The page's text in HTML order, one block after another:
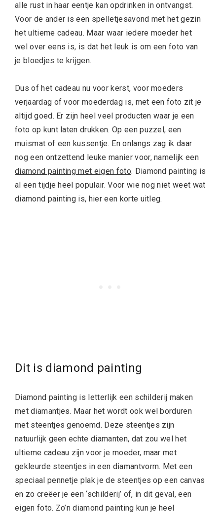
alle rust in haar eentje kan opdrinken in ontvangst.
Voor de ander is een spelletjesavond met het gezin
het ultieme cadeau. Maar waar iedere moeder het
wel over eens is, is dat het leuk is om een foto van
je bloedjes te krijgen.
Dus of het cadeau nu voor kerst, voor moeders
verjaardag of voor moederdag is, met een foto zit je
altijd goed. Er zijn heel veel producten waar je een
foto op kunt laten drukken. Op een puzzel, een
muismat of een kussentje. En onlangs zag ik daar
nog een ontzettend leuke manier voor, namelijk een
diamond painting met eigen foto. Diamond painting is
al een tijdje heel populair. Voor wie nog niet weet wat
diamond painting is, hier een korte uitleg.
Dit is diamond painting
Diamond painting is letterlijk een schilderij maken
met diamantjes. Maar het wordt ook wel borduren
met steentjes genoemd. Deze steentjes zijn
natuurlijk geen echte diamanten, dat zou wel het
ultieme cadeau zijn voor je moeder, maar met
gekleurde steentjes in een diamantvorm. Met een
speciaal pennetje plak je de steentjes op een canvas
en zo creëer je een ‘schilderij’ of, in dit geval, een
eigen foto. Zo’n diamond painting kun je heel